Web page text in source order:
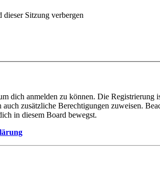
Sitzung verbergen
dich anmelden zu können. Die
zusätzliche Berechtigungen zuweisen.
in diesem Board bewegst.